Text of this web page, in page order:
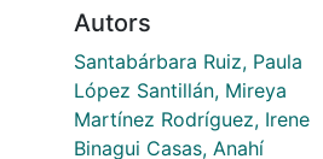
Autors
Santabárbara Ruiz, Paula
López Santillán, Mireya
Martínez Rodríguez, Irene
Binagui Casas, Anahí